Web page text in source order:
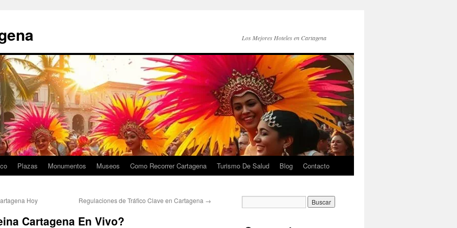
Los Mejores Hoteles en Cartagena
Plazas Monumentos Museos Como Recorrer Cartagena Turismo De Salud Blog Contacto
Hoy Regulaciones de Tráfico Clave en Cartagena →
Cartagena En Vivo?